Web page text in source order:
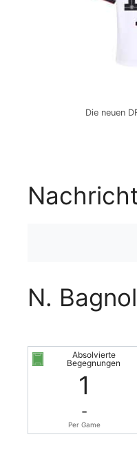
Die neuen
N.
Absolvierte
Begegnungen
1
-
Per Game